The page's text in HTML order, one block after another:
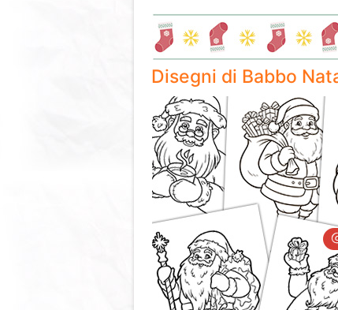
Disegni di Babbo